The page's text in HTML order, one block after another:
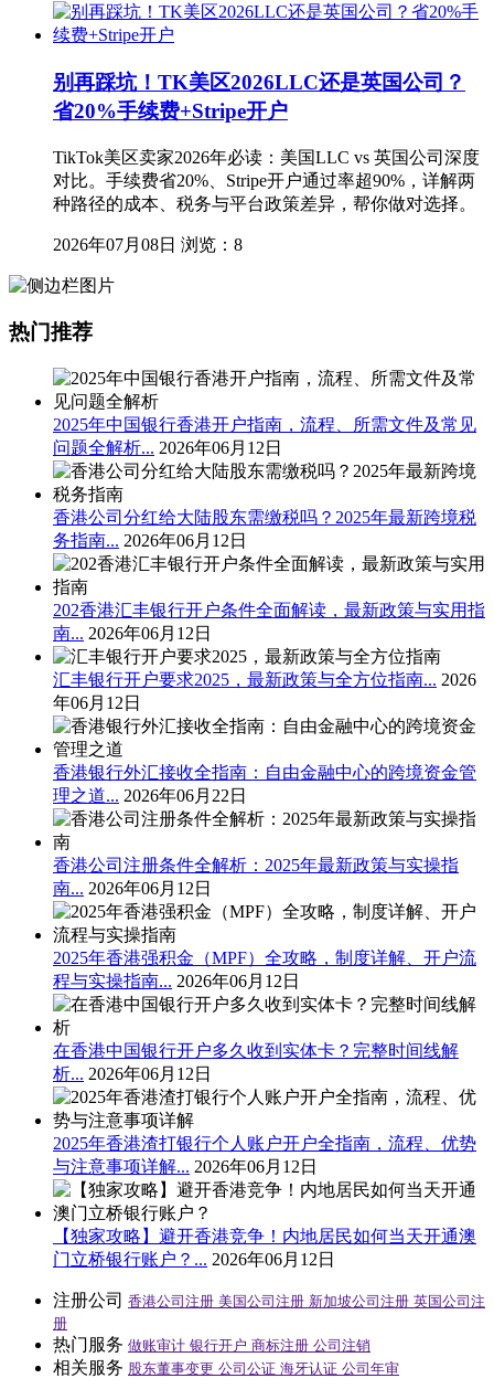
别再踩坑！TK美区2026LLC还是英国公司？
省20%手续费+Stripe开户
TikTok美区卖家2026年必读：美国LLC vs 英国公司深度
对比。手续费省20%、Stripe开户通过率超90%，详解两
种路径的成本、税务与平台政策差异，帮你做对选择。
2026年07月08日 浏览：8
热门推荐
2025年中国银行香港开户指南，流程、所需文件及常见
问题全解析... 2026年06月12日
香港公司分红给大陆股东需缴税吗？2025年最新跨境税
务指南... 2026年06月12日
202香港汇丰银行开户条件全面解读，最新政策与实用指
南... 2026年06月12日
汇丰银行开户要求2025，最新政策与全方位指南... 2026
年06月12日
香港银行外汇接收全指南：自由金融中心的跨境资金管
理之道... 2026年06月22日
香港公司注册条件全解析：2025年最新政策与实操指
南... 2026年06月12日
2025年香港强积金（MPF）全攻略，制度详解、开户流
程与实操指南... 2026年06月12日
在香港中国银行开户多久收到实体卡？完整时间线解
析... 2026年06月12日
2025年香港渣打银行个人账户开户全指南，流程、优势
与注意事项详解... 2026年06月12日
【独家攻略】避开香港竞争！内地居民如何当天开通澳
门立桥银行账户？... 2026年06月12日
注册公司 香港公司注册 美国公司注册 新加坡公司注册 英国公司注
册
热门服务 做账审计 银行开户 商标注册 公司注销
相关服务 股东董事变更 公司公证 海牙认证 公司年审